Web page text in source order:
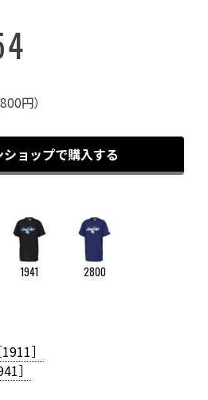
円）
ョップで購入する
1941 2800
］
］